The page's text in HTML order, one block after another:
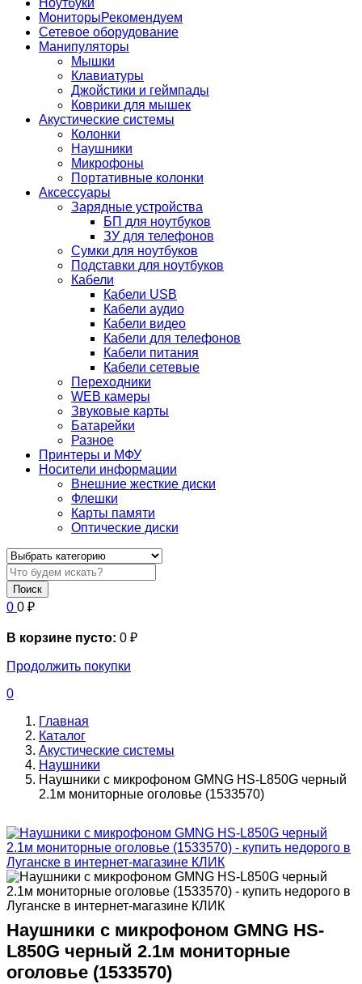
МониторыРекомендуем
Сетевое оборудование
Манипуляторы
Мышки
Клавиатуры
Джойстики и геймпады
Коврики для мышек
Акустические системы
Колонки
Наушники
Микрофоны
Портативные колонки
Аксессуары
Зарядные устройства
БП для ноутбуков
ЗУ для телефонов
Сумки для ноутбуков
Подставки для ноутбуков
Кабели
Кабели USB
Кабели аудио
Кабели видео
Кабели для телефонов
Кабели питания
Кабели сетевые
Переходники
WEB камеры
Звуковые карты
Батарейки
Разное
Принтеры и МФУ
Носители информации
Внешние жесткие диски
Флешки
Карты памяти
Оптические диски
Поиск
0 0 ₽
В корзине пусто: 0 ₽
Продолжить покупки
0
Главная
Каталог
Акустические системы
Наушники
Наушники с микрофоном GMNG HS-L850G черный
2.1м мониторные оголовье (1533570)
Наушники с микрофоном GMNG HS-
L850G черный 2.1м мониторные
оголовье (1533570)